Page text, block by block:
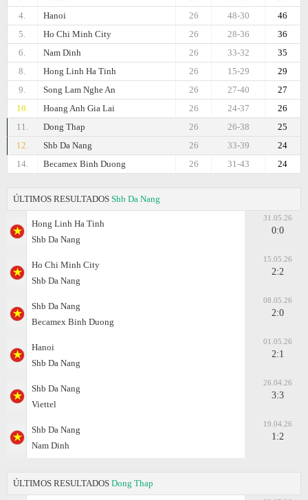
4.
Hanoi 46
48-30
26
5.
Ho Chi Minh City 36
28-36
26
6.
Nam Dinh 35
33-32
26
8.
Hong Linh Ha Tinh 29
15-29
26
9.
Song Lam Nghe An 27
27-40
26
10.
Hoang Anh Gia Lai 26
24-37
26
11.
Dong Thap 25
26-38
26
12.
Shb Da Nang 24
33-39
26
14.
Becamex Binh Duong 24
31-43
26
ÚLTIMOS RESULTADOS Shb Da Nang
Hong Linh Ha Tinh
Shb Da Nang
31.05.26
0:0
Ho Chi Minh City
Shb Da Nang
15.05.26
2:2
Shb Da Nang
Becamex Binh Duong
08.05.26
2:0
Hanoi
Shb Da Nang
01.05.26
2:1
Shb Da Nang
Viettel
26.04.26
3:3
Shb Da Nang
Nam Dinh
19.04.26
1:2
ÚLTIMOS RESULTADOS Dong Thap